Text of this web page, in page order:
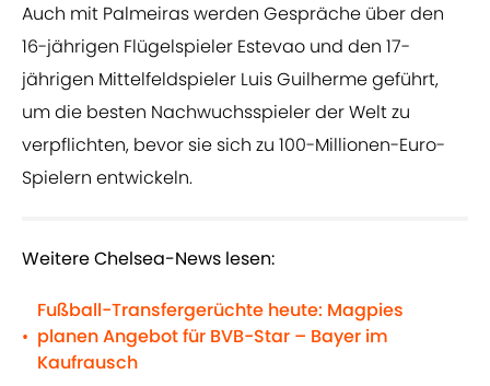
Auch mit Palmeiras werden Gespräche über den
16-jährigen Flügelspieler Estevao und den 17-
jährigen Mittelfeldspieler Luis Guilherme geführt,
um die besten Nachwuchsspieler der Welt zu
verpflichten, bevor sie sich zu 100-Millionen-Euro-
Spielern entwickeln.
Weitere Chelsea-News lesen:
•
Fußball-Transfergerüchte heute: Magpies
planen Angebot für BVB-Star – Bayer im
Kaufrausch